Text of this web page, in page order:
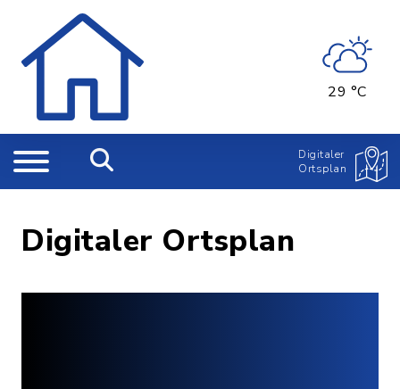
29 °C
Digitaler
Ortsplan
Digitaler Ortsplan